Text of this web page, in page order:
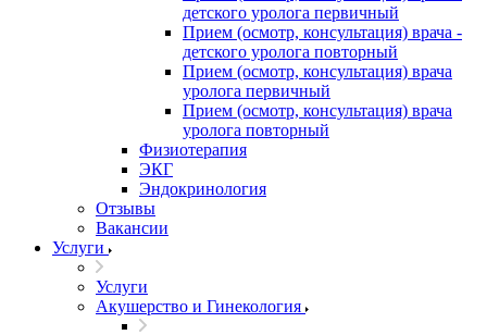
детского уролога первичный
Прием (осмотр, консультация) врача -
детского уролога повторный
Прием (осмотр, консультация) врача
уролога первичный
Прием (осмотр, консультация) врача
уролога повторный
Физиотерапия
ЭКГ
Эндокринология
Отзывы
Вакансии
Услуги
Услуги
Акушерство и Гинекология